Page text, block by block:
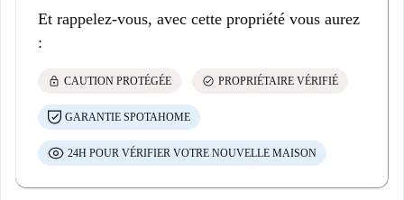
Et rappelez-vous, avec cette propriété vous aurez
:
lock CAUTION PROTÉGÉE check_circle PROPRIÉTAIRE VÉRIFIÉ
GARANTIE SPOTAHOME
24H POUR VÉRIFIER VOTRE NOUVELLE MAISON